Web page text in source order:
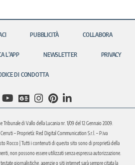
PUBBLICITÀ COLLABORA
L’APP NEWSLETTER PRIVACY
DI CONDOTTA
di Vallo della Lucania nr. 1/09 del 12 Gennaio 2009.
– Proprietà: Red Digital Communication S.r.l. – P.iva
Rocco | Tutti i contenuti di questo sito sono di proprietà della
non possono essere utilizzati senza espressa autorizzazione.
giornalistiche, agenzie o siti internet sarà sempre citata la